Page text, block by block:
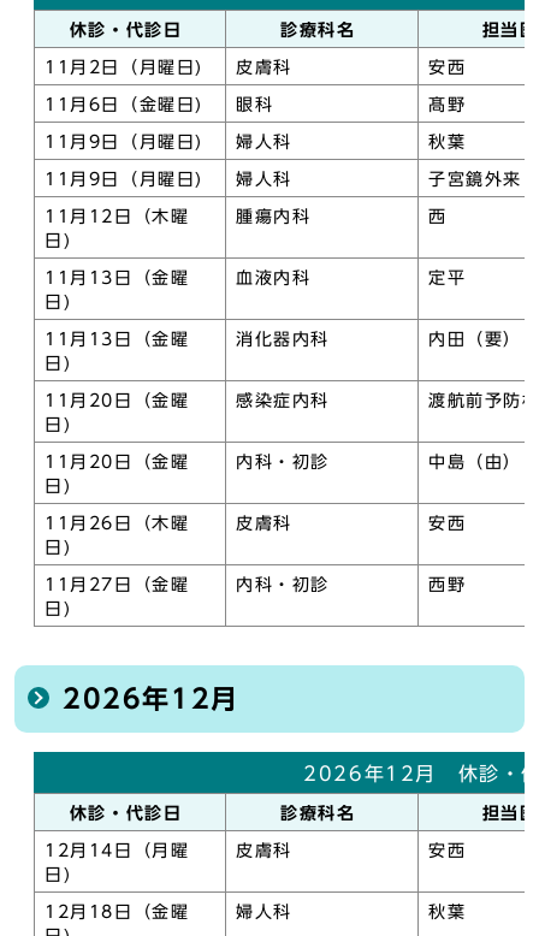
休診・代診日 診療科名 担当
11月2日（月曜日) 皮膚科 安西
11月6日（金曜日) 眼科 髙野
11月9日（月曜日) 婦人科 秋葉
11月9日（月曜日) 婦人科 子宮鏡外来
11月12日（木曜
日)
腫瘍内科 西
11月13日（金曜
日)
血液内科 定平
11月13日（金曜
日)
消化器内科 内田（要）
11月20日（金曜
日)
感染症内科 渡航前予防
11月20日（金曜
日)
内科・初診 中島（由）
11月26日（木曜
日)
皮膚科 安西
11月27日（金曜
日)
内科・初診 西野
2026年12月
2026年12月 休診・代
休診・代診日 診療科名 担当
12月14日（月曜
日)
皮膚科 安西
12月18日（金曜
婦人科 秋葉